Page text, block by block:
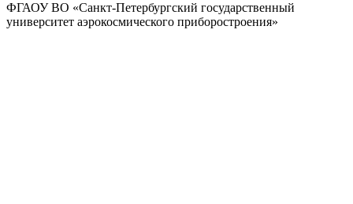
ФГАОУ ВО «Санкт-Петербургский государственный
университет аэрокосмического приборостроения»